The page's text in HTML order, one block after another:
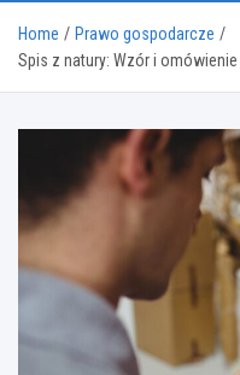
Home
Prawo gospodarcze
Spis z natury: Wzór i